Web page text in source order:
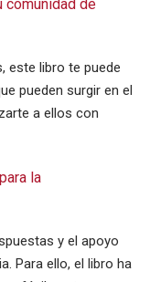
comunidad de
este libro te puede
pueden surgir en el
a ellos con
la
y el apoyo
Para ello, el libro ha